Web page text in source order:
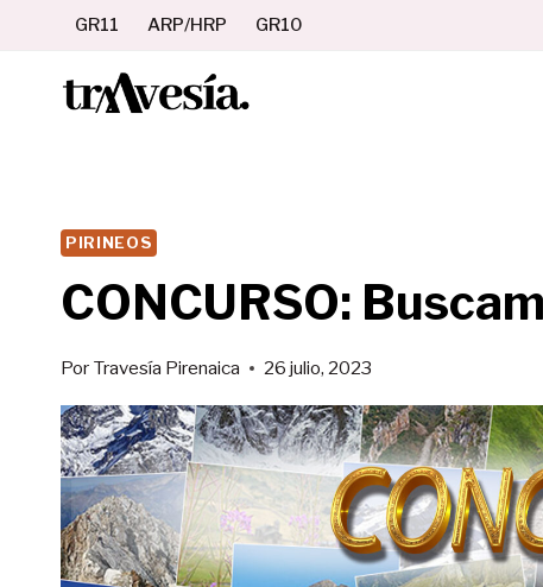
contenido
GR11 ARP/HRP GR10
PIRINEOS
CONCURSO:
Por Travesía Pirenaica 26 julio, 2023